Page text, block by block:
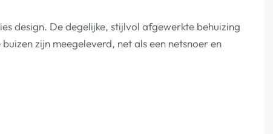
design. De degelijke, stijlvol afgewerkte behuizing
zijn meegeleverd, net als een netsnoer en